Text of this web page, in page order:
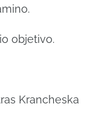
objetivo.
Krancheska